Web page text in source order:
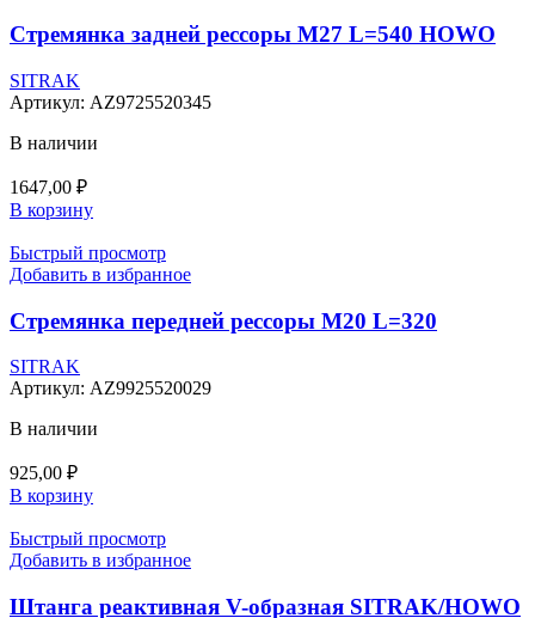
Стремянка задней рессоры М27 L=540 HOWO
SITRAK
Артикул: AZ9725520345
В наличии
1647,00 ₽
В корзину
Быстрый просмотр
Добавить в избранное
Стремянка передней рессоры М20 L=320
SITRAK
Артикул: AZ9925520029
В наличии
925,00 ₽
В корзину
Быстрый просмотр
Добавить в избранное
Штанга реактивная V-образная SITRAK/HOWO